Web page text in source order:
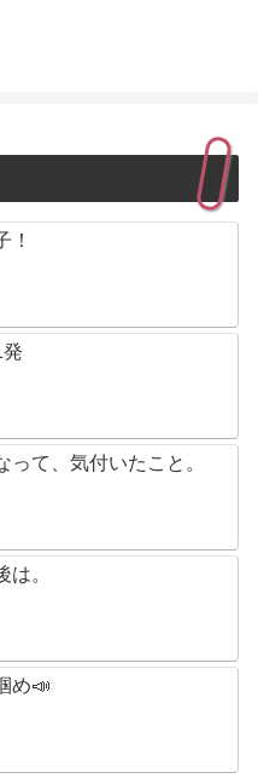
！
って、気付いたこと。
は。
め📣